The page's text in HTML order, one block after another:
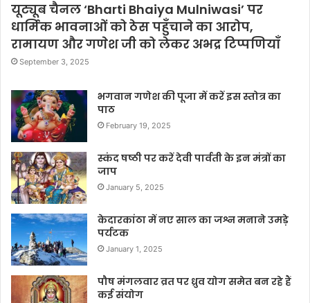
यूट्यूब चैनल ‘Bharti Bhaiya Mulniwasi’ पर
धार्मिक भावनाओं को ठेस पहुँचाने का आरोप,
रामायण और गणेश जी को लेकर अभद्र टिप्पणियाँ
September 3, 2025
भगवान गणेश की पूजा में करें इस स्तोत्र का
पाठ
February 19, 2025
स्कंद षष्ठी पर करें देवी पार्वती के इन मंत्रों का
जाप
January 5, 2025
केदारकांठा में नए साल का जश्न मनाने उमड़े
पर्यटक
January 1, 2025
पौष मंगलवार व्रत पर ध्रुव योग समेत बन रहे हैं
कई संयोग